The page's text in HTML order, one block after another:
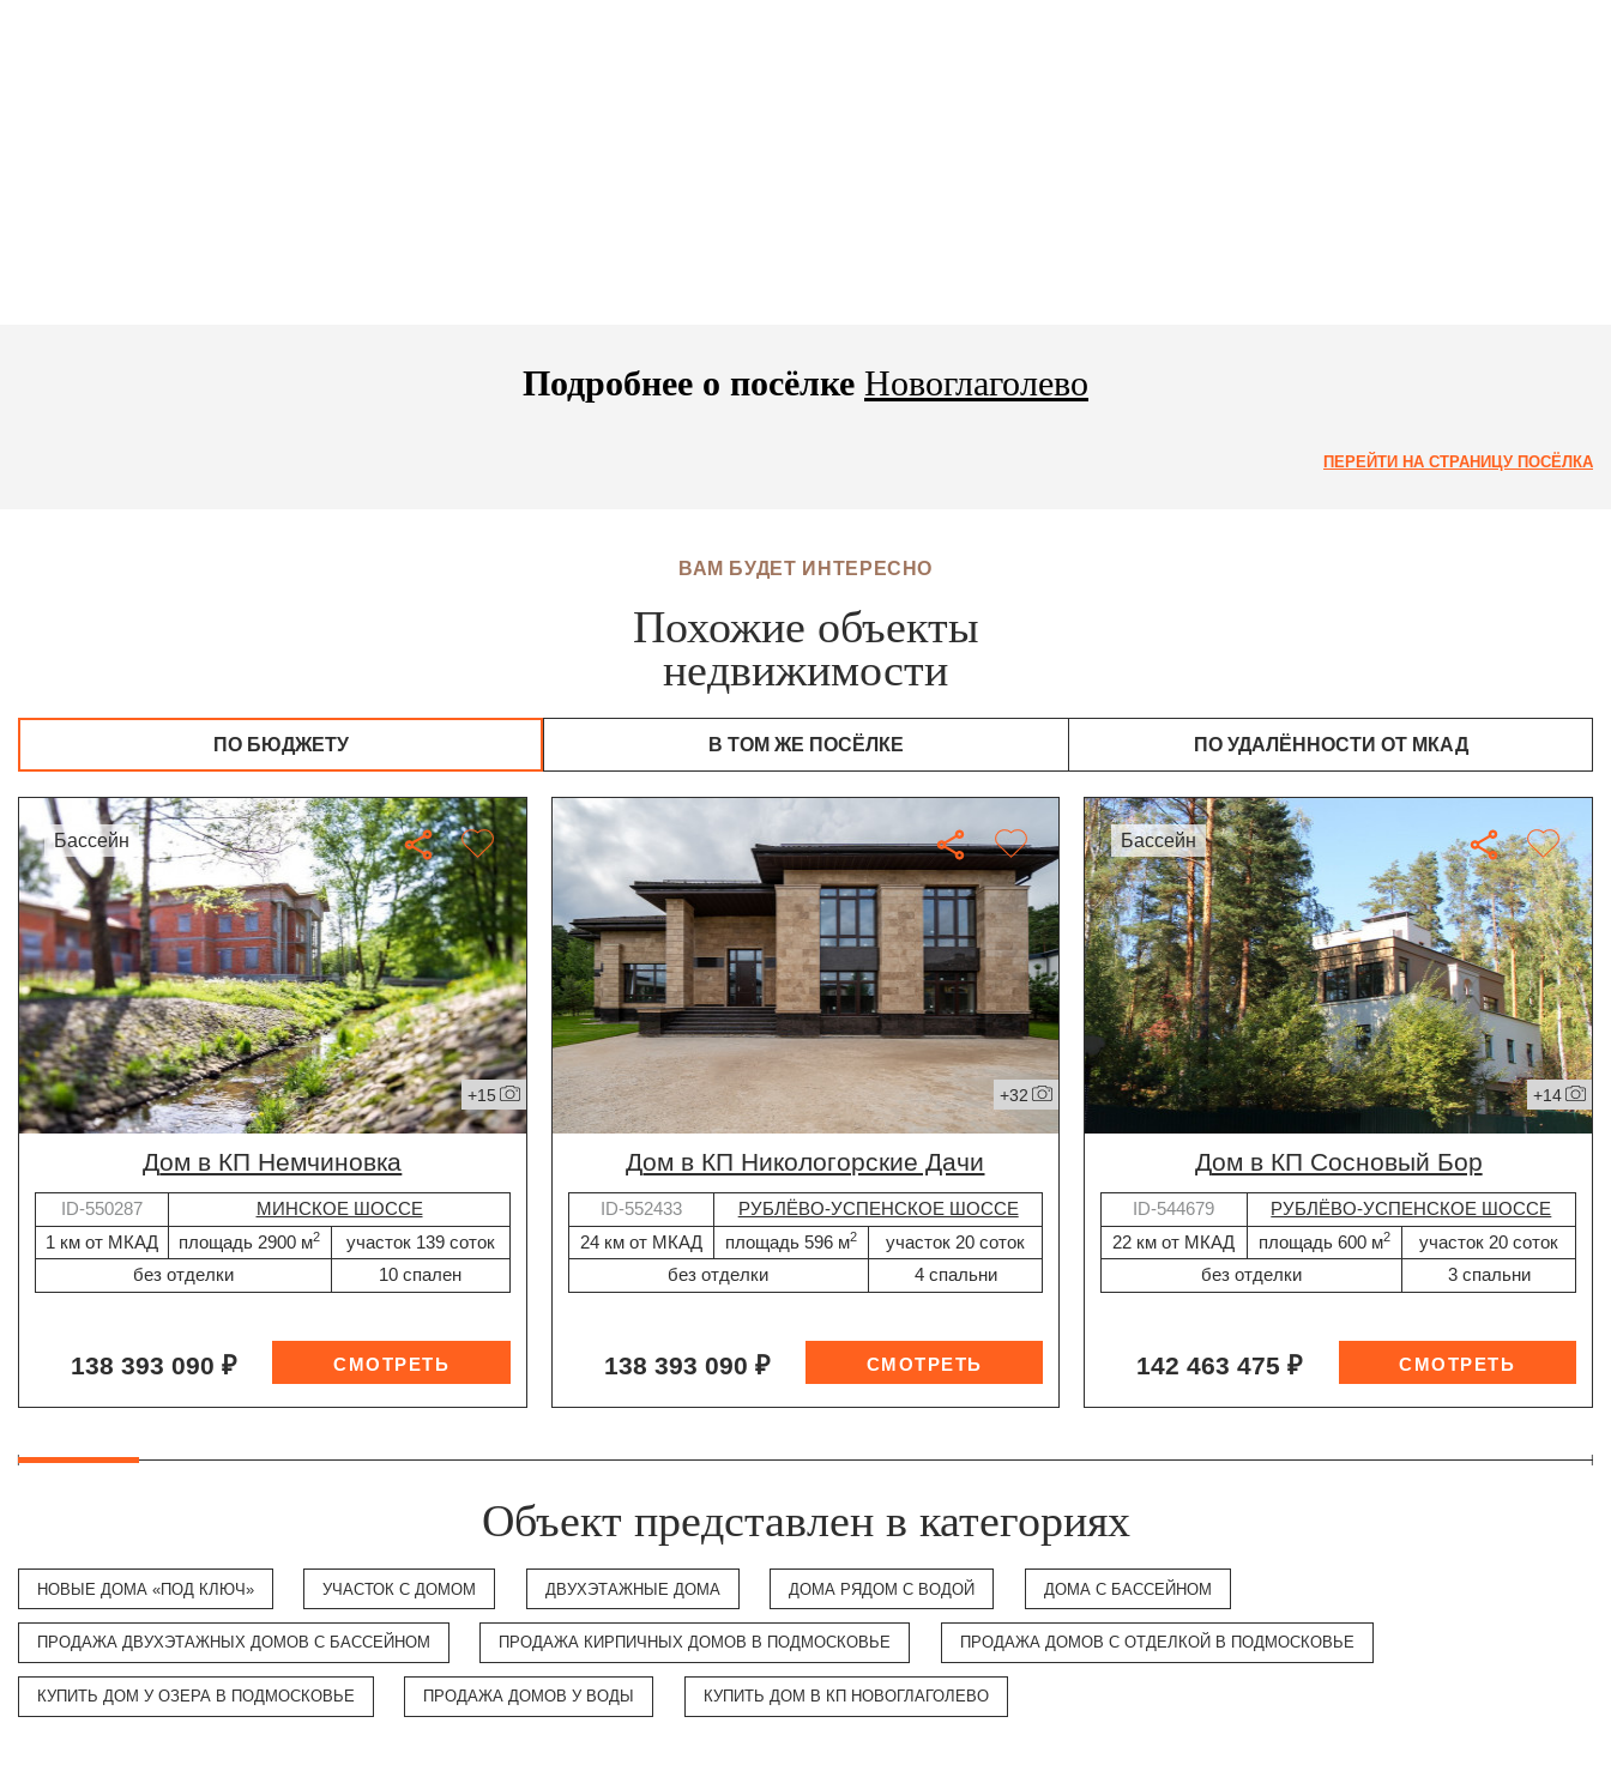
Подробнее о посёлке Новоглаголево
ПЕРЕЙТИ НА СТРАНИЦУ ПОСЁЛКА
ВАМ БУДЕТ ИНТЕРЕСНО
Похожие объекты
недвижимости
ПО БЮДЖЕТУ В ТОМ ЖЕ ПОСЁЛКЕ ПО УДАЛЁННОСТИ ОТ МКАД
бассейн
+15
дом в КП Немчиновка
ID-550287
МИНСКОЕ ШОССЕ
1 км от МКАД
площадь 2900 м2
участок 139 соток
без отделки
10 спален
138 393 090 ₽
+32
дом в КП Никологорские Дачи
ID-552433
РУБЛЁВО-УСПЕНСКОЕ ШОССЕ
24 км от МКАД
площадь 596 м2
участок 20 соток
без отделки
4 спальни
138 393 090 ₽
бассейн
+14
дом в КП Сосновый Бор
ID-544679
РУБЛЁВО-УСПЕНСКОЕ ШОССЕ
22 км от МКАД
площадь 600 м2
участок 20 соток
без отделки
3 спальни
142 463 475 ₽
Объект представлен в категориях
НОВЫЕ ДОМА «ПОД КЛЮЧ» УЧАСТОК С ДОМОМ ДВУХЭТАЖНЫЕ ДОМА ДОМА РЯДОМ С ВОДОЙ ДОМА С БАССЕЙНОМ
ПРОДАЖА ДВУХЭТАЖНЫХ ДОМОВ С БАССЕЙНОМ ПРОДАЖА КИРПИЧНЫХ ДОМОВ В ПОДМОСКОВЬЕ ПРОДАЖА ДОМОВ С ОТДЕЛКОЙ В ПОДМОСКОВЬЕ
КУПИТЬ ДОМ У ОЗЕРА В ПОДМОСКОВЬЕ ПРОДАЖА ДОМОВ У ВОДЫ КУПИТЬ ДОМ В КП НОВОГЛАГОЛЕВО